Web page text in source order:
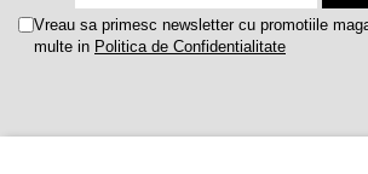
Vreau sa primesc newsletter cu promotiile
multe in Politica de Confidentialitate